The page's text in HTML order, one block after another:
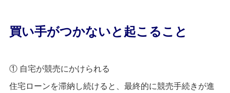
買い手がつかないと起こること
① 自宅が競売にかけられる
住宅ローンを滞納し続けると、最終的に競売手続きが進